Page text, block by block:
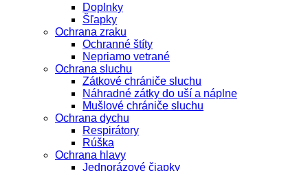
Doplnky
Šľapky
Ochrana zraku
Ochranné štíty
Nepriamo vetrané
Ochrana sluchu
Zátkové chrániče sluchu
Náhradné zátky do uší a náplne
Mušlové chrániče sluchu
Ochrana dychu
Respirátory
Rúška
Ochrana hlavy
Jednorázové čiapky